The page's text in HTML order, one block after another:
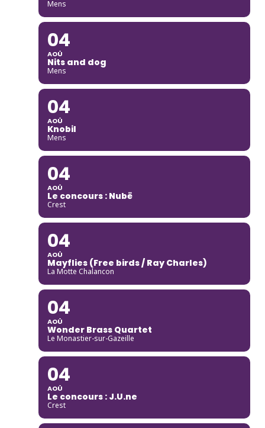
Mens
04
AOÛ
Nits and dog
Mens
04
AOÛ
Knobil
Mens
04
AOÛ
Le concours : Nubë
Crest
04
AOÛ
Mayflies (Free birds / Ray Charles)
La Motte Chalancon
04
AOÛ
Wonder Brass Quartet
Le Monastier-sur-Gazeille
04
AOÛ
Le concours : J.U.ne
Crest